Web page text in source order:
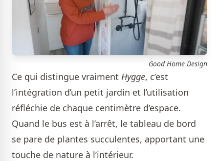
Good Home Design
Ce qui distingue vraiment Hygge, c’est
l’intégration d’un petit jardin et l’utilisation
réfléchie de chaque centimètre d’espace.
Quand le bus est à l’arrêt, le tableau de bord
se pare de plantes succulentes, apportant une
touche de nature à l’intérieur.